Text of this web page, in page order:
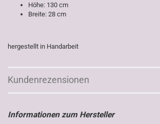
Höhe: 130 cm
Breite: 28 cm
hergestellt in Handarbeit
Kundenrezensionen